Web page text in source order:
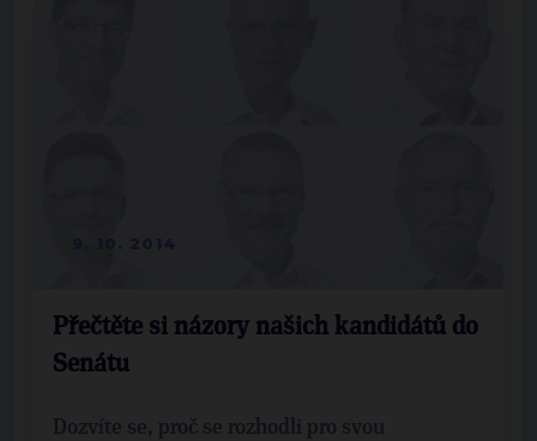
Přečtěte si názory našich kandidátů do
Senátu
Dozvíte se, proč se rozhodli pro svou